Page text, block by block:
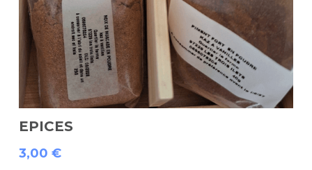
EPICES
3,00 €